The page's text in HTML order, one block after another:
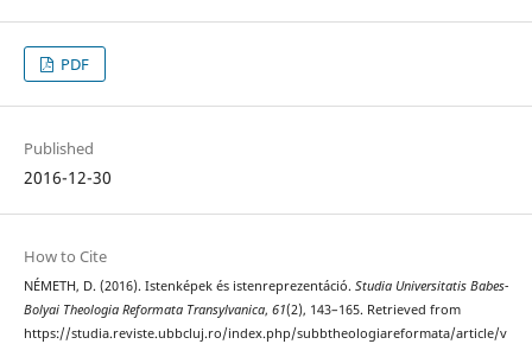
PDF
Published
2016-12-30
How to Cite
NÉMETH, D. (2016). Istenképek és istenreprezentáció. Studia Universitatis Babes-
Bolyai Theologia Reformata Transylvanica, 61(2), 143–165. Retrieved from
https://studia.reviste.ubbcluj.ro/index.php/subbtheologiareformata/article/v